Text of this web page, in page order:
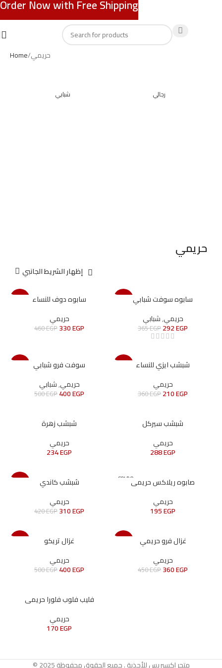
Home حريمي
شبابي رجالي
حريمي
إظهار الشريط الجانبي
سابوه دوف للنساء
حريمي
460EGP330EGP
سابوه سوفت شبابي
حريمي,شبابي
365EGP292EGP
سوفت فرو شبابي
حريمي,شبابي
500EGP400EGP
شبشب ايزي للنساء
حريمي
360EGP210EGP
شبشب زهرة
حريمي
234EGP
شبشب سيركل
حريمي
288EGP
شبشب كاندي
حريمي
420EGP310EGP
SOLD Oصابوه ريلاكس حريمى
حريمي
195EGP
غزال تريكو
حريمي
500EGP400EGP
غزال فرو حريمي
حريمي
450EGP360EGP
فليب فلوب فلورا حريمى
حريمي
170EGP
© 2025 متجر اكسبريس للأحذية . جميع الحقوق محفوظة
Order Now with Free Shipping